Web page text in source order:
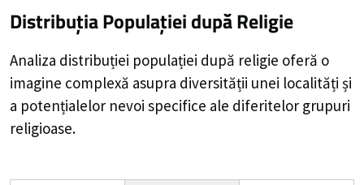
Distribuția Populațieidupă Religie
Analiza distribuției populației după religie oferă o
imagine complexă asupra diversității unei localități și
a potențialelor nevoi specifice ale diferitelor grupuri
religioase.